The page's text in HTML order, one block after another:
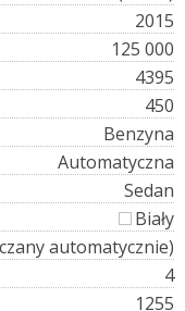
2015
125 000
4395
450
Benzyna
Automatyczna
Sedan
Biały
automatycznie)
4
1255